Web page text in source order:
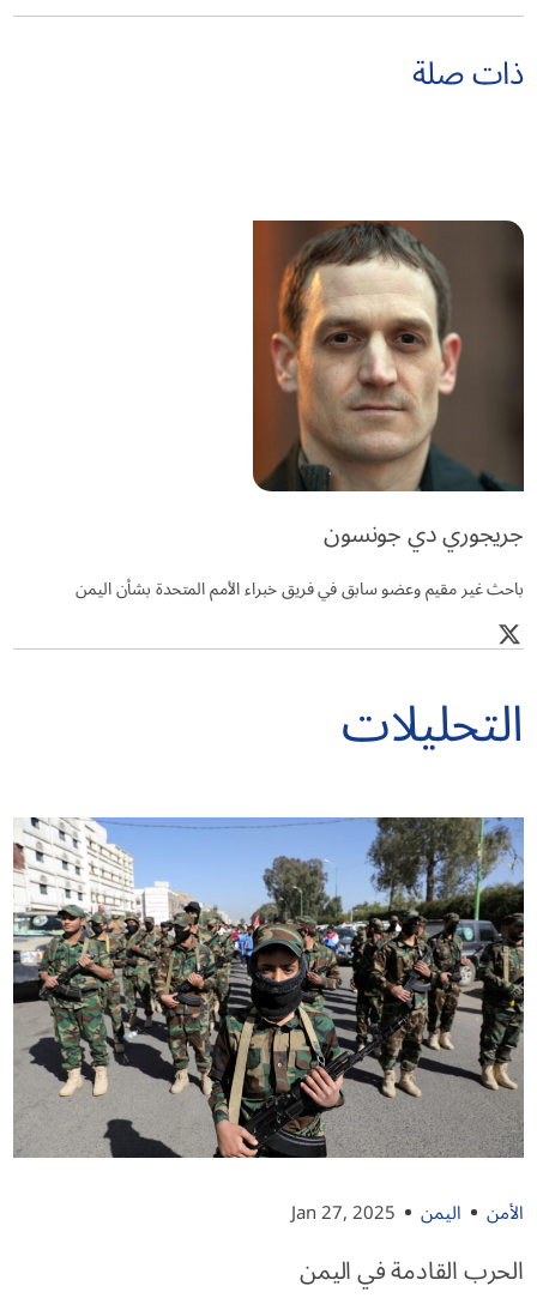
ذات صلة
جريجوري دي جونسون
باحث غير مقيم وعضو سابق في فريق خبراء الأمم المتحدة بشأن اليمن
التحليلات
الأمن اليمن Jan 27, 2025
الحرب القادمة في اليمن